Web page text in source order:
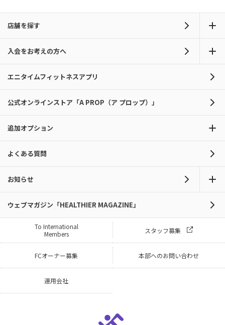
店舗を探す
入会をお考えの方へ
エニタイムフィットネスアプリ
公式オンラインストア「A PROP（ア プロップ）」
追加オプション
よくある質問
お知らせ
ウェブマガジン「HEALTHIER MAGAZINE」
To International
Members
スタッフ募集
FCオーナー募集 本部へのお問い合わせ
運用会社